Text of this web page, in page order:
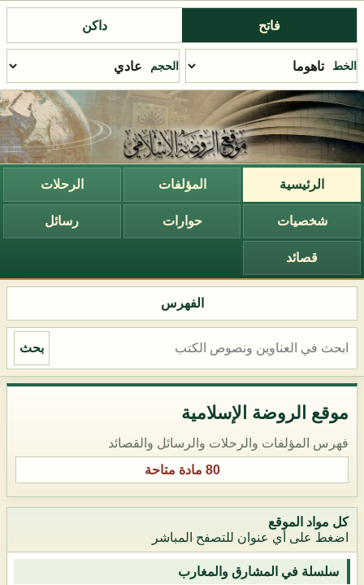
فاتح داكن
الخط الحجم
الرئيسية المؤلفات الرحلات
شخصيات حوارات رسائل
قصائد
الفهرس
بحث
موقع الروضة الإسلامية
فهرس المؤلفات والرحلات والرسائل والقصائد
80 مادة متاحة
كل مواد الموقع
اضغط على أي عنوان للتصفح المباشر
سلسلة في المشارق والمغارب